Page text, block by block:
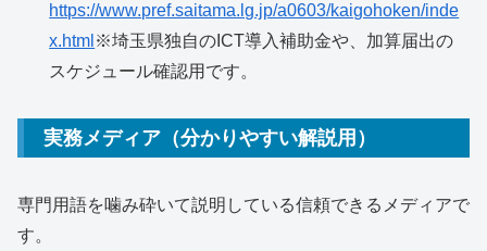
https://www.pref.saitama.lg.jp/a0603/kaigohoken/inde
x.html ※埼玉県独自のICT導入補助金や、加算届出の
スケジュール確認用です。
実務メディア（分かりやすい解説用）
専門用語を噛み砕いて説明している信頼できるメディアで
す。